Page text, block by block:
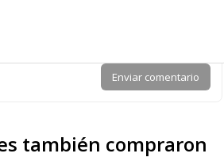
Enviar comentario
también compraron